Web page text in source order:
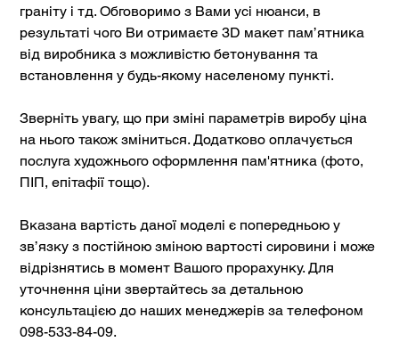
граніту і тд. Обговоримо з Вами усі нюанси, в
результаті чого Ви отримаєте 3D макет пам’ятника
від виробника з можливістю бетонування та
встановлення у будь-якому населеному пункті.
Зверніть увагу, що при зміні параметрів виробу ціна
на нього також зміниться. Додатково оплачується
послуга художнього оформлення пам'ятника (фото,
ПІП, епітафії тощо).
Вказана вартість даної моделі є попередньою у
зв’язку з постійною зміною вартості сировини і може
відрізнятись в момент Вашого прорахунку. Для
уточнення ціни звертайтесь за детальною
консультацією до наших менеджерів за телефоном
098-533-84-09.